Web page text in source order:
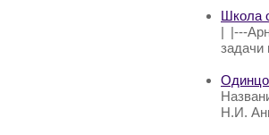
Школа
| |---
задачи
Н.И.